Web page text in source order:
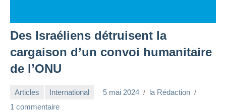
Des Israéliens détruisent la
cargaison d’un convoi humanitaire
de l’ONU
Articles International 5 mai 2024
la Rédaction
1 commentaire